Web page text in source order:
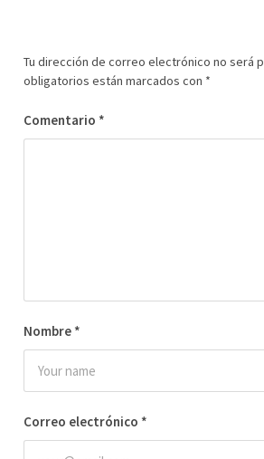
Tu dirección de correo electrónico no será
obligatorios están marcados con *
Comentario *
Nombre *
Correo electrónico *